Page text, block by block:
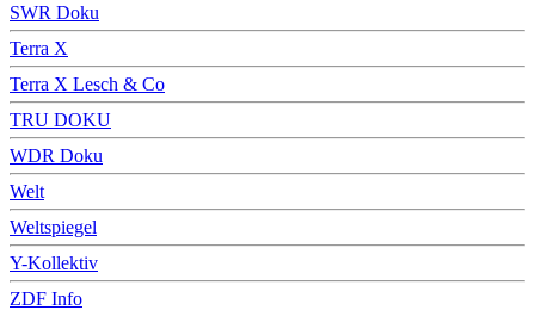
SWR Doku
Terra X
Terra X Lesch & Co
TRU DOKU
WDR Doku
Welt
Weltspiegel
Y-Kollektiv
ZDF Info